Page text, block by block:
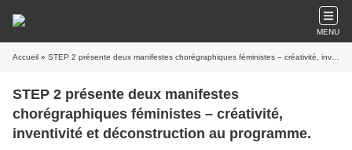
MENU
Accueil » STEP 2 présente deux manifestes chorégraphiques féministes – créativité, inventivité et déconstruction au programme.
STEP 2 présente deux manifestes
chorégraphiques féministes – créativité,
inventivité et déconstruction au programme.